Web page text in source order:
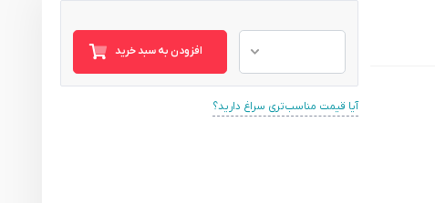
افزودن به سبد خرید
آیا قیمت مناسب‌تری سراغ دارید؟